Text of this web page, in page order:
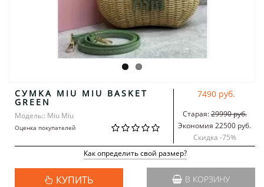
СУМКА MIU MIU BASKET
GREEN
Модель:: Miu Miu
Оценка покупателей
7490 руб.
Старая:29990 руб.
Экономия 22500 руб.
Скидка -75%
Как определить свой размер?
КУПИТЬ В КОРЗИНУ